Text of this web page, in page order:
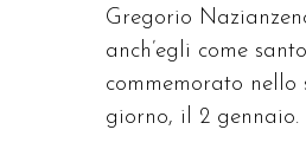
Gregorio
anch’egli come
commemorato nello
giorno, il 2 gennaio.